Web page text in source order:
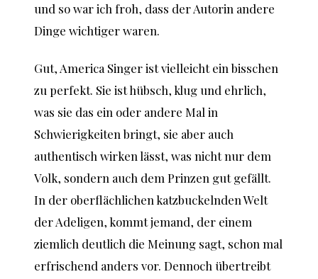
und so war ich froh, dass der Autorin andere
Dinge wichtiger waren.
Gut, America Singer ist vielleicht ein bisschen
zu perfekt. Sie ist hübsch, klug und ehrlich,
was sie das ein oder andere Mal in
Schwierigkeiten bringt, sie aber auch
authentisch wirken lässt, was nicht nur dem
Volk, sondern auch dem Prinzen gut gefällt.
In der oberflächlichen katzbuckelnden Welt
der Adeligen, kommt jemand, der einem
ziemlich deutlich die Meinung sagt, schon mal
erfrischend anders vor. Dennoch übertreibt